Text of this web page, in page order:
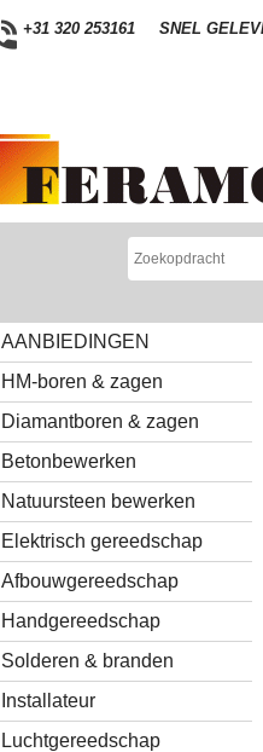
+31 320 253161 SNEL
AANBIEDINGEN
HM-boren & zagen
Diamantboren & zagen
Betonbewerken
Natuursteen bewerken
Elektrisch gereedschap
Afbouwgereedschap
Handgereedschap
Solderen & branden
Installateur
Luchtgereedschap